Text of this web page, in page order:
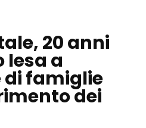
20 anni
Iesa a
di famiglie
dei